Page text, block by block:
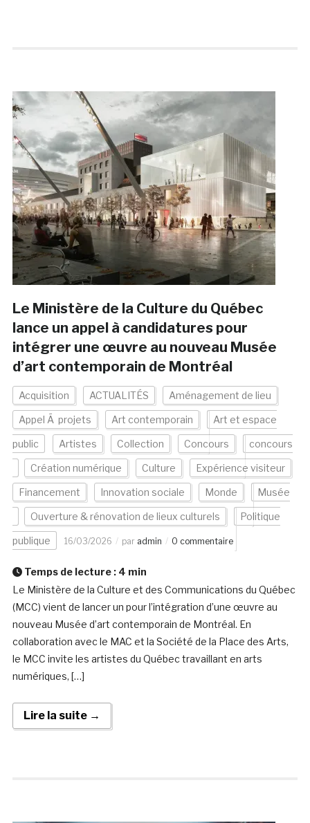
Le Ministère de la Culture du Québec
lance un appel à candidatures pour
intégrer une œuvre au nouveau Musée
d’art contemporain de Montréal
Acquisition ACTUALITÉS Aménagement de lieu
Appel Ã projets Art contemporain Art et espace
public Artistes Collection Concours concours
Création numérique Culture Expérience visiteur
Financement Innovation sociale Monde Musée
Ouverture & rénovation de lieux culturels Politique
publique 16/03/2026 par admin 0 commentaire
Temps de lecture : 4 min
Le Ministère de la Culture et des Communications du Québec
(MCC) vient de lancer un pour l’intégration d’une œuvre au
nouveau Musée d’art contemporain de Montréal. En
collaboration avec le MAC et la Société de la Place des Arts,
le MCC invite les artistes du Québec travaillant en arts
numériques, […]
Lire la suite →